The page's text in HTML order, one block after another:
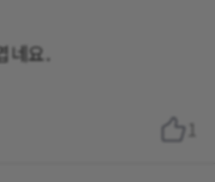
네요.
1